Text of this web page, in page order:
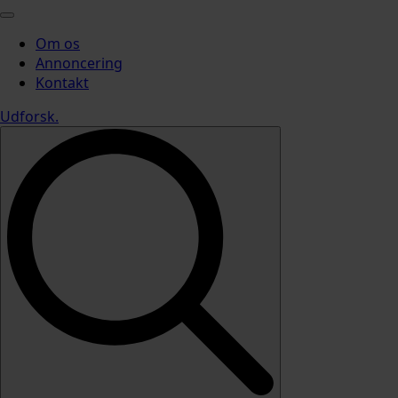
Om os
Annoncering
Kontakt
Udforsk.